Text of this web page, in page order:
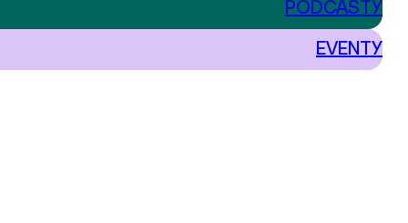
PODCASTY
EVENTY